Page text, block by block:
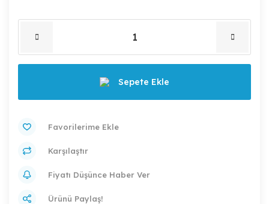
Sepete Ekle
Karşılaştır
Fiyatı Düşünce Haber Ver
Ürünü Paylaş!